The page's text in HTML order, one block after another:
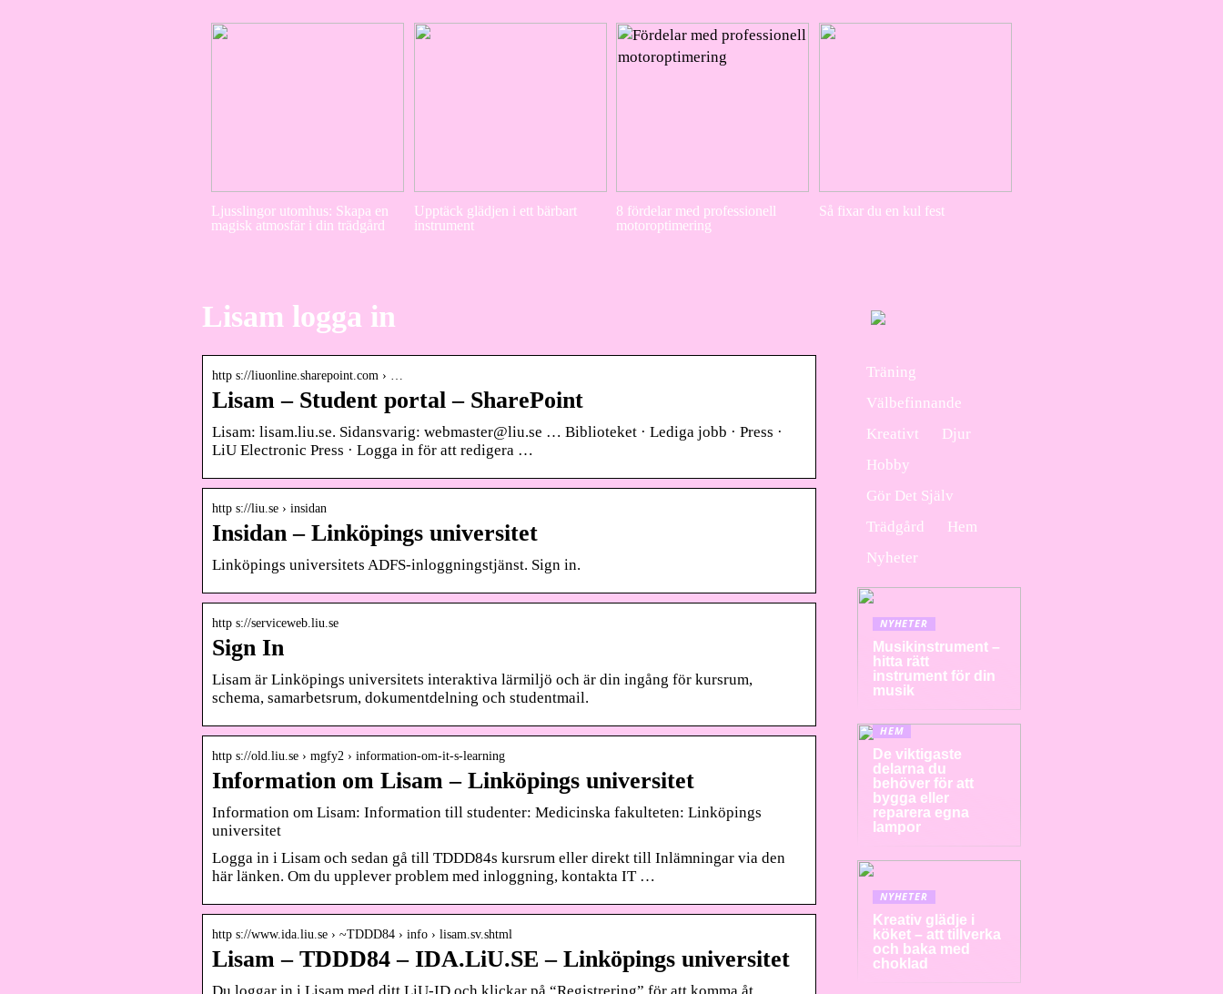
Ljusslingor utomhus: Skapa en
magisk atmosfär i din trädgård
Upptäck glädjen i ett bärbart
instrument
8 fördelar med professionell
motoroptimering
Så fixar du en kul fest
Lisam logga in
http s://liuonline.sharepoint.com › …
Lisam – Student portal – SharePoint
Lisam: lisam.liu.se. Sidansvarig: webmaster@liu.se … Biblioteket · Lediga jobb · Press ·
LiU Electronic Press · Logga in för att redigera …
http s://liu.se › insidan
Insidan – Linköpings universitet
Linköpings universitets ADFS-inloggningstjänst. Sign in.
http s://serviceweb.liu.se
Sign In
Lisam är Linköpings universitets interaktiva lärmiljö och är din ingång för kursrum,
schema, samarbetsrum, dokumentdelning och studentmail.
http s://old.liu.se › mgfy2 › information-om-it-s-learning
Information om Lisam – Linköpings universitet
Information om Lisam: Information till studenter: Medicinska fakulteten: Linköpings
universitet
Logga in i Lisam och sedan gå till TDDD84s kursrum eller direkt till Inlämningar via den
här länken. Om du upplever problem med inloggning, kontakta IT …
http s://www.ida.liu.se › ~TDDD84 › info › lisam.sv.shtml
Lisam – TDDD84 – IDA.LiU.SE – Linköpings universitet
Du loggar in i Lisam med ditt LiU-ID och klickar på “Registrering” för att komma åt
Träning
Välbefinnande
Kreativt
Djur
Hobby
Gör Det Själv
Trädgård
Hem
Nyheter
NYHETER
Musikinstrument –
hitta rätt
instrument för din
musik
HEM
De viktigaste
delarna du
behöver för att
bygga eller
reparera egna
lampor
NYHETER
Kreativ glädje i
köket – att tillverka
och baka med
choklad